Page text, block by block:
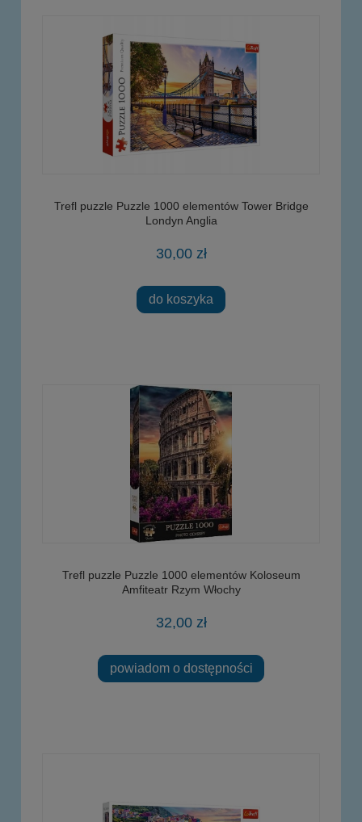
Trefl puzzle Puzzle 1000 elementów Tower Bridge
Londyn Anglia
30,00 zł
do koszyka
Trefl puzzle Puzzle 1000 elementów Koloseum
Amfiteatr Rzym Włochy
32,00 zł
powiadom o dostępności